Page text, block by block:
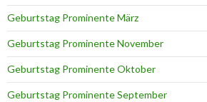
Geburtstag Prominente März
Geburtstag Prominente November
Geburtstag Prominente Oktober
Geburtstag Prominente September